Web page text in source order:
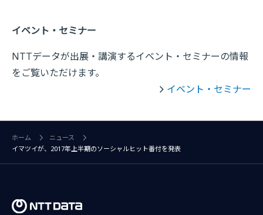
イベント・セミナー
NTTデータが出展・講演するイベント・セミナーの情報
をご覧いただけます。
イベント・セミナー
ホーム
ニュース
イマツイが、2017年上半期のソーシャルヒット番付を発表